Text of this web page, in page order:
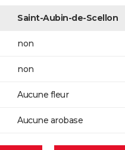
Saint-Aubin-de-Scellon
non
non
Aucune fleur
Aucune arobase